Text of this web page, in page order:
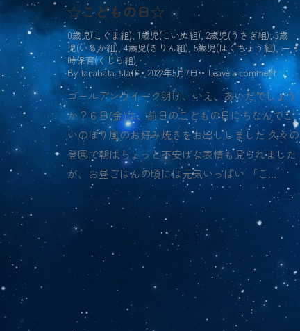
☆こどもの日☆
0歳児(こぐま組) 1歳児(こいぬ組), 2歳児(うさぎ組) ,3歳
児(いるか組) 4歳児(きりん組) 5歳児(はくちょう組), 一
時保育(くじら組)
By tanabata-staff 2022年5月7日 Leave a comment
ゴールデンウイーク明け、いえ、あいだでしょう
か？６日(金)は、前日のこどもの日にちなんでこ
いのぼり風のお好み焼きをお出ししました 久々の
登園で朝はちょっと不安げな表情も見られました
が、お昼ごはんの頃には元気いっぱい 「こ…